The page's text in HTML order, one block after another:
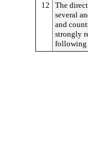
12
The
several
and
strongly
following